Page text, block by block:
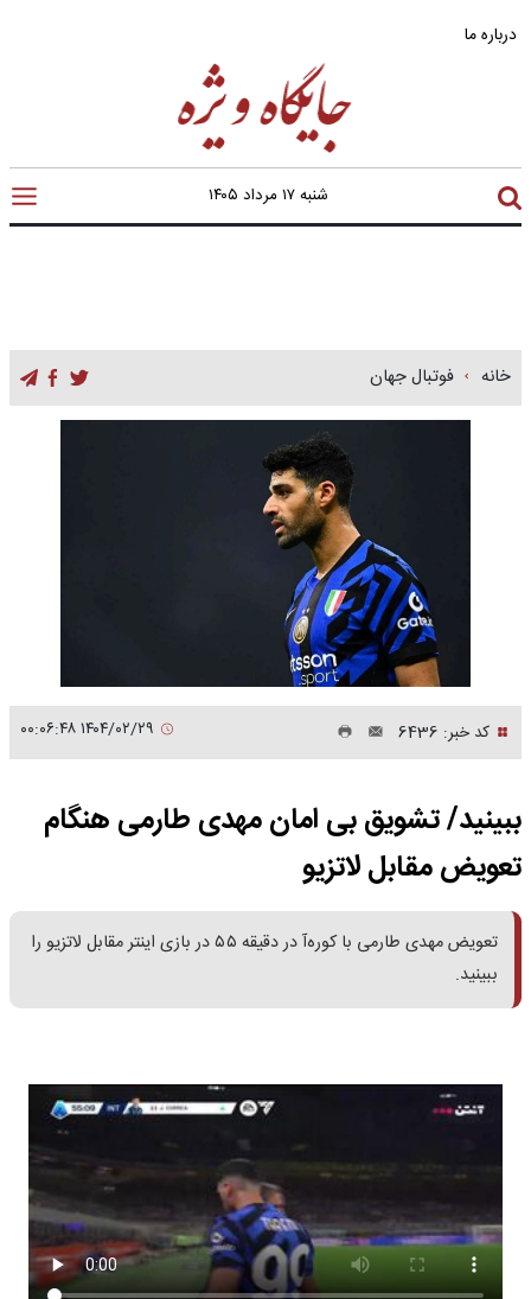
درباره ما
شنبه ۱۷ مرداد ۱۴۰۵
خانه فوتبال جهان
کد خبر: 6436
ببینید/ تشویق بی امان مهدی طارمی هنگام
تعویض مقابل لاتزیو
تعویض مهدی طارمی با کوره‌آ در دقیقه ۵۵ در بازی اینتر مقابل لاتزیو را
ببینید.